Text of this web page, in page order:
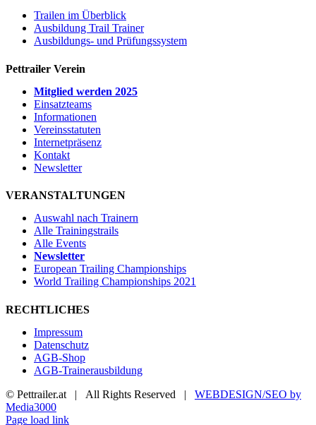
Trailen im Überblick
Ausbildung Trail Trainer
Ausbildungs- und Prüfungssystem
Pettrailer Verein
Mitglied werden 2025
Einsatzteams
Informationen
Vereinsstatuten
Internetpräsenz
Kontakt
Newsletter
VERANSTALTUNGEN
Auswahl nach Trainern
Alle Trainingstrails
Alle Events
Newsletter
European Trailing Championships
World Trailing Championships 2021
RECHTLICHES
Impressum
Datenschutz
AGB-Shop
AGB-Trainerausbildung
© Pettrailer.at | All Rights Reserved | WEBDESIGN/SEO by
Media3000
Facebook
X
YouTube
Instagram
Page load link